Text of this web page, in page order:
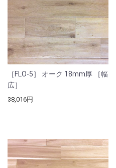
［FLO-5］ オーク 18mm厚 ［幅
広］
38,016円